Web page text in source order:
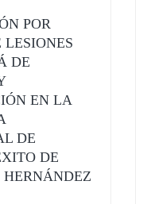
POR
DE
EN LA
DE
DE